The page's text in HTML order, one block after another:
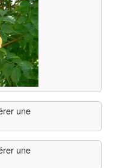
une
une